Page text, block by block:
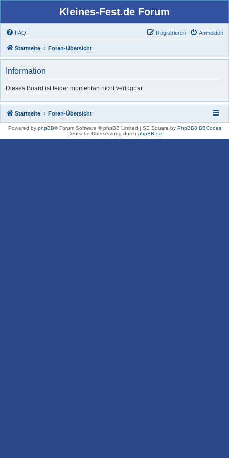
Kleines-Fest.de Forum
FAQ Anmelden
Registrieren
Startseite Foren-Übersicht
Information
Dieses Board ist leider momentan nicht verfügbar.
Startseite Foren-Übersicht
Powered by phpBB® Forum Software © phpBB Limited | SE Square by PhpBB3 BBCodes
Deutsche Übersetzung durch phpBB.de